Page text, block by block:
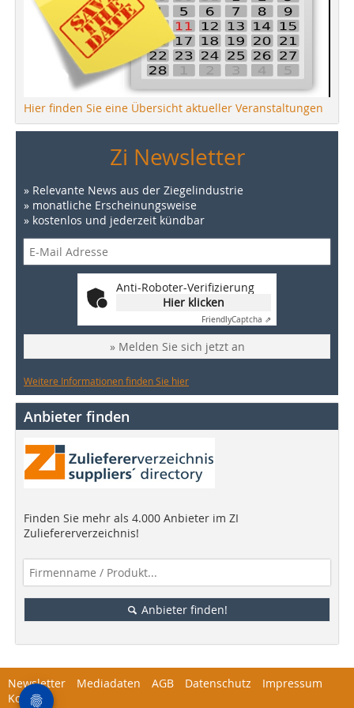
Hier finden Sie eine Übersicht aktueller Veranstaltungen
Zi Newsletter
» Relevante News aus der Ziegelindustrie
» monatliche Erscheinungsweise
» kostenlos und jederzeit kündbar
Anti-Roboter-Verifizierung
Hier klicken
FriendlyCaptcha ⇗
» Melden Sie sich jetzt an
Weitere Informationen finden Sie hier
Anbieter finden
Finden Sie mehr als 4.000 Anbieter im ZI
Zuliefererverzeichnis!
Anbieter finden!
Newsletter Mediadaten AGB Datenschutz
Impressum
Kontakt